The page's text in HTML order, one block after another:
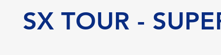
SX TOUR -